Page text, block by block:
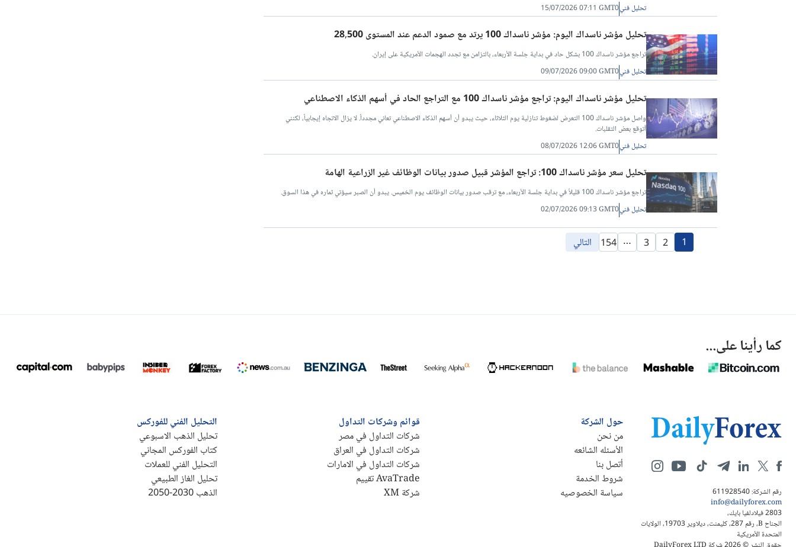
تحليل فني15/07/2026 07:11 GMT0
تحليل مؤشر ناسداك اليوم: مؤشر ناسداك 100 يرتد مع صمود الدعم عند المستوى 28,500
تراجع مؤشر ناسداك 100 بشكل حاد في بداية جلسة الأربعاء، بالتزامن مع تجدد الهجمات الأمريكية على إيران.
تحليل فني09/07/2026 09:00 GMT0
تحليل مؤشر ناسداك اليوم: تراجع مؤشر ناسداك 100 مع التراجع الحاد في أسهم الذكاء الاصطناعي
واصل مؤشر ناسداك 100 التعرض لضغوط تنازلية يوم الثلاثاء، حيث يبدو أن أسهم الذكاء الاصطناعي تعاني مجدداً. لا يزال الاتجاه إيجابياً، لكنني
أتوقع بعض التقلبات.
تحليل فني08/07/2026 12:06 GMT0
تحليل سعر مؤشر ناسداك 100: تراجع المؤشر قبيل صدور بيانات الوظائف غير الزراعية الهامة
تراجع مؤشر ناسداك 100 قليلاً في بداية جلسة الأربعاء، مع ترقب صدور بيانات الوظائف يوم الخميس. يبدو أن الصبر سيؤتي ثماره في هذا السوق.
تحليل فني02/07/2026 09:13 GMT0
1
2
3
…
154 التالي
كما رأينا على...
رقم الشركة: 611928540
info@dailyforex.com
2803 فيلادلفيا بايك،
الجناح B، رقم 287، كليمنت، ديلاوير 19703، الولايات
المتحدة الأمريكية
حول الشركة
من نحن
الأسئله الشائعه
أتصل بنا
شروط الخدمة
سياسة الخصوصيه
قوائم وشركات التداول
شركات التداول في مصر
شركات التداول في العراق
شركات التداول في الامارات
AvaTrade تقييم
شركة XM
التحليل الفني للفوركس
تحليل الذهب الاسبوعي
كتاب الفوركس المجاني
التحليل الفني للعملات
تحليل الغاز الطبيعي
الذهب 2030-2050